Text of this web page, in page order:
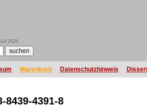
2026
Warenkorb Datenschutzhinweis
8439-4391-8